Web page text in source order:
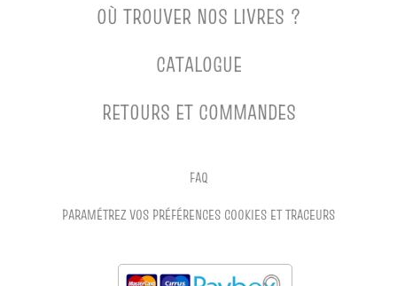
OÙ TROUVER NOS LIVRES ?
CATALOGUE
RETOURS ET COMMANDES
FAQ
PARAMÉTREZ VOS PRÉFÉRENCES COOKIES ET TRACEURS